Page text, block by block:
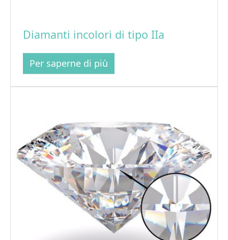
Diamanti incolori di tipo IIa
Per saperne di più